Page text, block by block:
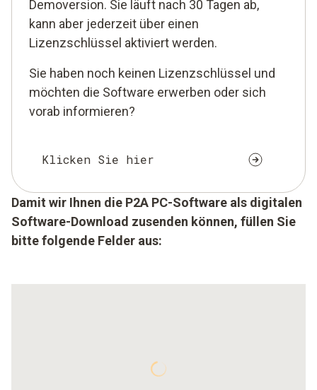
Demoversion. Sie läuft nach 30 Tagen ab,
kann aber jederzeit über einen
Lizenzschlüssel aktiviert werden.
Sie haben noch keinen Lizenzschlüssel und
möchten die Software erwerben oder sich
vorab informieren?
Klicken Sie hier
Damit wir Ihnen die P2A PC-Software als digitalen
Software-Download zusenden können, füllen Sie
bitte folgende Felder aus: